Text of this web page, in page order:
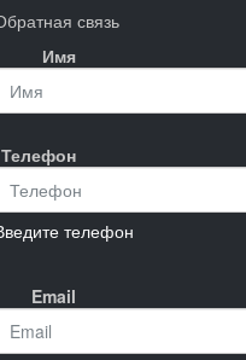
связь
Имя
Телефон
телефон
Email